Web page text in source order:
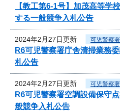
【教工第6-1号】加茂高等学
する一般競争入札公告
2024年2月27日更新 可児警察署
R6可児警察署庁舎清掃業務
札公告
2024年2月27日更新 可児警察署
R6可児警察署空調設備保守
般競争入札公告